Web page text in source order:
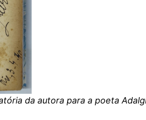
da autora para a poeta